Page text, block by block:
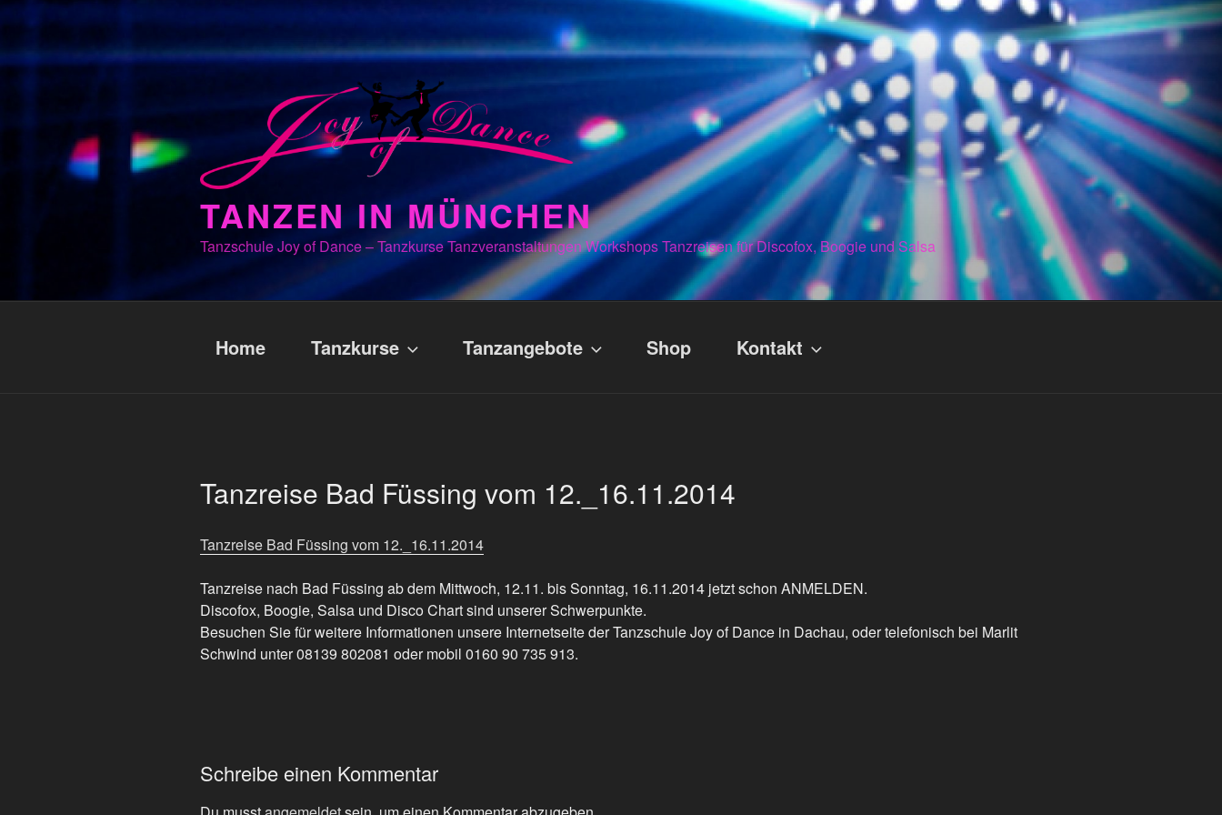
Zum
Inhalt
springen
TANZEN IN MÜNCHEN
Tanzschule Joy of Dance – Tanzkurse Tanzveranstaltungen Workshops Tanzreisen für Discofox, Boogie und Salsa
Home Tanzkurse Tanzangebote Shop Kontakt
Tanzreise Bad Füssing vom 12._16.11.2014
Tanzreise Bad Füssing vom 12._16.11.2014
Tanzreise nach Bad Füssing ab dem Mittwoch, 12.11. bis Sonntag, 16.11.2014 jetzt schon ANMELDEN.
Discofox, Boogie, Salsa und Disco Chart sind unserer Schwerpunkte.
Besuchen Sie für weitere Informationen unsere Internetseite der Tanzschule Joy of Dance in Dachau, oder telefonisch bei Marlit
Schwind unter 08139 802081 oder mobil 0160 90 735 913.
Schreibe einen Kommentar